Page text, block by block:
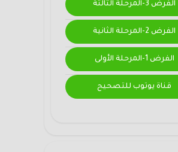
الفرض 3-المرحلة الثالثة
الفرض 2-المرحلة الثانية
الفرض 1-المرحلة الأولى
قناة يوتوب للتصحيح